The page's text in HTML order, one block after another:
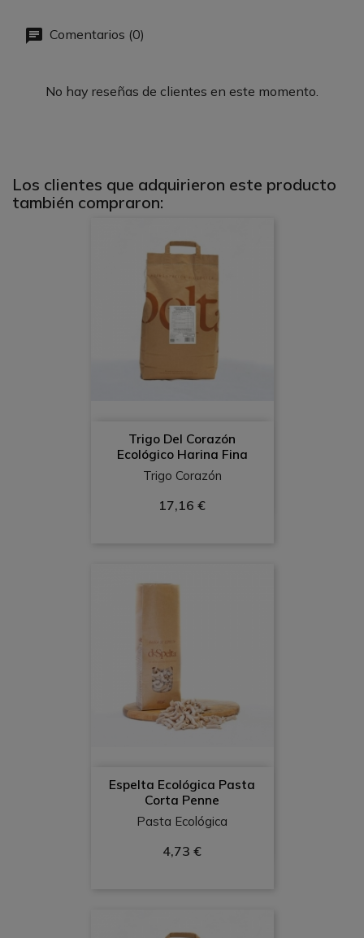
Comentarios (0)
No hay reseñas de clientes en este momento.
Los clientes que adquirieron este producto
también compraron:
Trigo Del Corazón
Ecológico Harina Fina
Trigo Corazón
17,16 €
Espelta Ecológica Pasta
Corta Penne
Pasta Ecológica
4,73 €